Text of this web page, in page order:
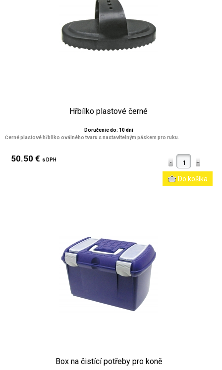
Hřbílko plastové černé
Doručenie do: 10 dní
Černé plastové hřbílko oválného tvaru s nastavitelným páskem pro ruku.
50.50 € s DPH
Box na čistící potřeby pro koně